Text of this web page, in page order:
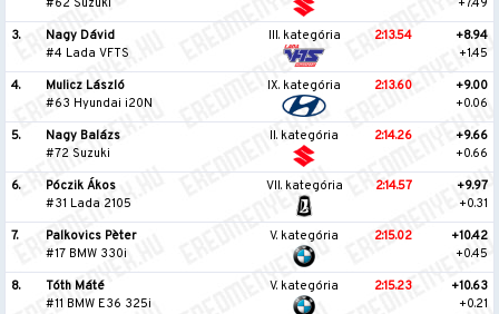
#62 Suzuki
+7.49
3.
Nagy Dávid
#4 Lada VFTS
III. kategória 2:13.54
+8.94
+1.45
4.
Mulicz László
#63 Hyundai i20N
IX. kategória 2:13.60
+9.00
+0.06
5.
Nagy Balázs
#72 Suzuki
II. kategória 2:14.26
+9.66
+0.66
6.
Póczik Ákos
#31 Lada 2105
VII. kategória 2:14.57
+9.97
+0.31
7.
Palkovics Pèter
#17 BMW 330i
V. kategória 2:15.02
+10.42
+0.45
8.
Tóth Máté
#11 BMW E36 325i
V. kategória 2:15.23
+10.63
+0.21